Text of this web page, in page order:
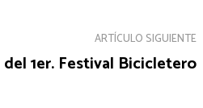
ARTÍCULO SIGUIENTE
1er. Festival Bicicletero